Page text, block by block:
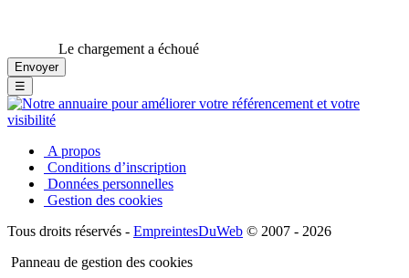
Le chargement a échoué
☰
A propos
Conditions d’inscription
Données personnelles
Gestion des cookies
Tous droits réservés - EmpreintesDuWeb © 2007 - 2026
Panneau de gestion des cookies